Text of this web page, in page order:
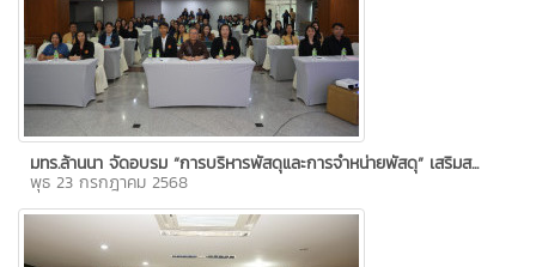
มทร.ล้านนา จัดอบรม “การบริหารพัสดุและการจำหน่ายพัสดุ” เสริมส...
พุธ 23 กรกฎาคม 2568